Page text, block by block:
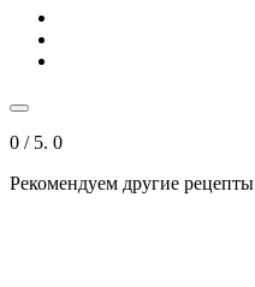
0 / 5. 0
Рекомендуем другие рецепты